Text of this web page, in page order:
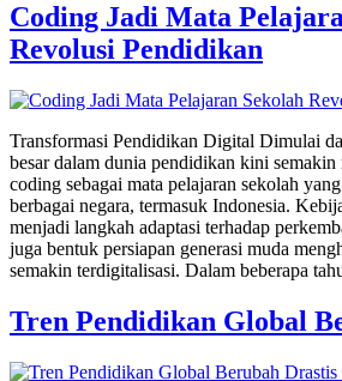
Coding Jadi Mata
Revolusi Pendidikan
Transformasi Pendidikan Digital Dimulai
besar dalam dunia pendidikan kini semakin
coding sebagai mata pelajaran sekolah
berbagai negara, termasuk Indonesia.
menjadi langkah adaptasi terhadap
juga bentuk persiapan generasi muda
semakin terdigitalisasi. Dalam beberapa
Tren Pendidikan Global